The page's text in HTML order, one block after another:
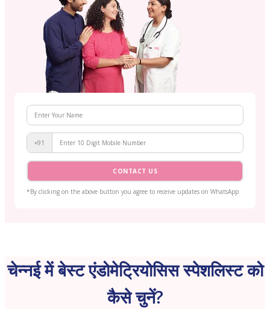
+91
CONTACT US
*By clicking on the above button you agree to receive updates on WhatsApp
चेन्नई में बेस्ट एंडोमेट्रियोसिस स्पेशलिस्ट को
कैसे चुनें?